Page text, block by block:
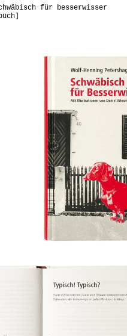
für besserwisser